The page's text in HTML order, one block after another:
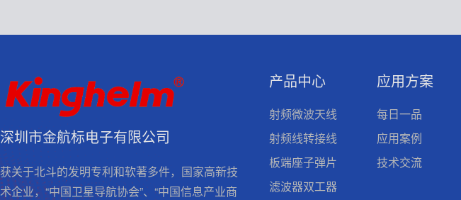
深圳市金航标电子有限公司
获关于北斗的发明专利和软著多件，国家高新技
术企业，“中国卫星导航协会”、“中国信息产业商
产品中心
射频微波天线
射频线转接线
板端座子弹片
滤波器双工器
应用方案
每日一品
应用案例
技术交流